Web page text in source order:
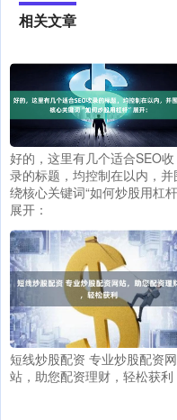
相关文章
好的，这里有几个适合SEO收
录的标题，均控制在以内，并
绕核心关键词“如何炒股用杠
展开：
短线炒股配资 专业炒股配资网
站，助您配资理财，轻松获利